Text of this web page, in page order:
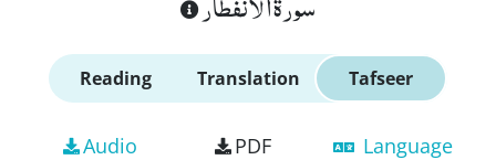
Reading Translation Tafseer
Audio PDF Language